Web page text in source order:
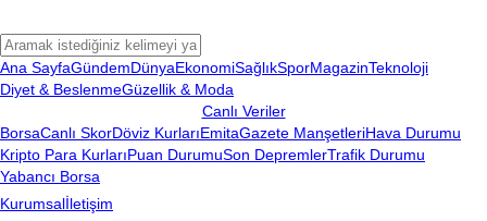
Ana SayfaGündemDünyaEkonomiSağlıkSporMagazinTeknoloji
Diyet & BeslenmeGüzellik & Moda
Canlı Veriler
BorsaCanlı SkorDöviz KurlarıEmitaGazete ManşetleriHava Durumu
Kripto Para KurlarıPuan DurumuSon DepremlerTrafik Durumu
Yabancı Borsa
Kurumsalİletişim